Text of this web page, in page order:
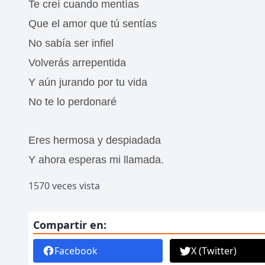
Te creí cuando mentías
Que el amor que tú sentías
No sabía ser infiel
Volverás arrepentida
Y aún jurando por tu vida
No te lo perdonaré
Eres hermosa y despiadada
Y ahora esperas mi llamada.
1570 veces vista
Compartir en:
Facebook X (Twitter)